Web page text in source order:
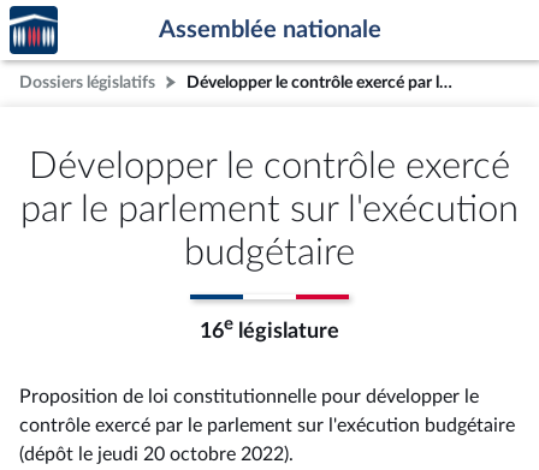
Aller au contenu
Aller en bas de la page
Accèder
à la
page
d'accueil
Assemblée nationale
Dossiers législatifs Développer le contrôle exercé par le parlement sur l'exécution budgétaire
Développer le contrôle exercé
par le parlement sur l'exécution
budgétaire
16e législature
Proposition de loi constitutionnelle pour développer le
contrôle exercé par le parlement sur l'exécution budgétaire
(dépôt le jeudi 20 octobre 2022).